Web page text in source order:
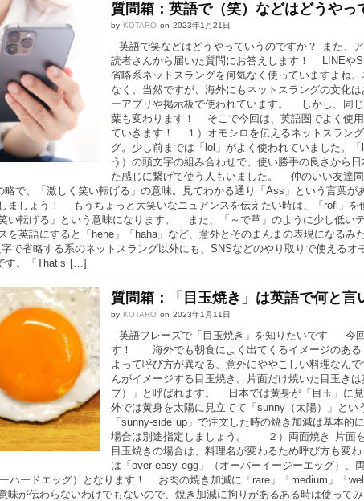
質問箱：英語で（笑）などはどうやっ
by KOTARO on 2023年1月21日
英語で笑などはどうやっていうのですか？ また、
読者さんから届いた質問にお答えします！ LINEや
省略系ネットスラングを何気なく使っていますよね
なく、当然ですが、海外にもネットスラングの文化
ーアプリや掲示板で使われています。 しかし、同
葉も変わります！ そこで今回は、英語圏でよく使
ていきます！ １）オモシロを伝えるネットスラン
グ。少し前までは「lol」がよく使われていました。
う）の頭文字の組み合わせで、使い勝手の良さから
た感じに繋げて使う人もいました。 仲のいい友達同
略で、「激しく笑い転げる」の意味。見てわかる通り「Ass」という言葉が
ましょう！ もうちょっと大笑いなニュアンスを伝えたい時は、「rofl」
い転げる」という意味になります。 また、「～で草」のように少し低い
を英語にすると「hehe」「haha」など、意外とそのまんまの表現にな
で省略する系のネットスラング以外にも、SNSなどのやり取りで使える
す。「That’s […]
質問箱：「目玉焼き」は英語で何と言
by KOTARO on 2023年1月11日
英語フレーズで「目玉焼き」を知りたいです 今
す！ 海外でも朝食によく出てくるイメージのある
よって呼び方が異なる、意外にややこしい料理なん
んがイメージする目玉焼き。片面だけ焼いた目玉き
プ）」と呼ばれます。 日本では黄身が「目玉」に
外では黄身を太陽に見立てて「sunny（太陽）」と
「sunny-side up」で注文した時の焼き加減は基本的
場合は別途指定しましょう。 ２）両面焼き 片面を
目玉焼きの場合は、料理名が変わるため呼び方も変
は「over-easy egg」（オーバーイージーエッグ）、
ーハードエッグ）となります！ お肉の焼き加減に「rare」「medium」「
味が伝わらないわけでもないので、焼き加減に拘りがあるある時は使っ